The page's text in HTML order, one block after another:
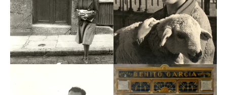
La gran exposición antológica sobre su obra la realiza
en 1997 el Ayuntamiento de Madrid en el Centro
Cultural de la Villa. Con motivo de esa muestra se le
concede la Medalla del Mérito Artístico.
En 2004 publica sus memorias, “De puertas adentro”,